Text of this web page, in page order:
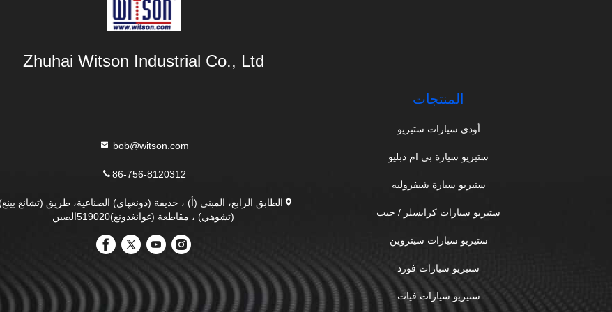
Zhuhai Witson Industrial Co., Ltd
المنتجات
أودي سيارات ستيريو
ستيريو سيارة بي ام دبليو
ستيريو سيارة شيفروليه
ستيريو سيارات كرايسلر / جيب
ستيريو سيارات سيتروين
ستيريو سيارات فورد
ستيريو سيارات فيات
bob@witson.com
86-756-8120312
الطابق الرابع، المبنى (أ) ، حديقة (دونغهاي) الصناعية، طريق (تشانغ
(تشوهي) ، مقاطعة (غوانغدونغ)519020الصين